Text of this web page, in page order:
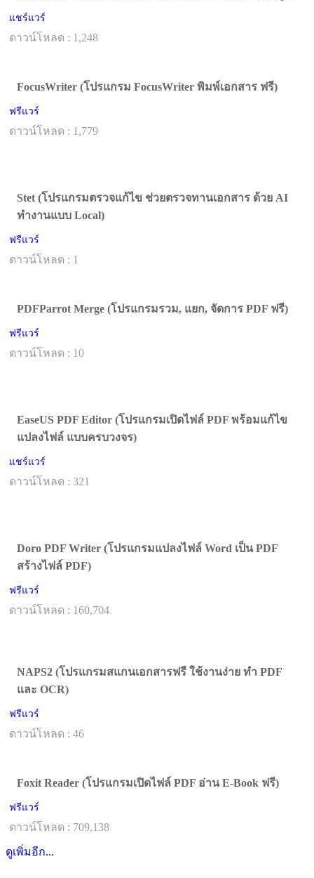
แชร์แวร์
ดาวน์โหลด : 1,248
FocusWriter (โปรแกรม FocusWriter พิมพ์เอกสาร ฟรี)
ฟรีแวร์
ดาวน์โหลด : 1,779
Stet (โปรแกรมตรวจแก้ไข ช่วยตรวจทานเอกสาร ด้วย AI
ทำงานแบบ Local)
ฟรีแวร์
ดาวน์โหลด : 1
PDFParrot Merge (โปรแกรมรวม, แยก, จัดการ PDF ฟรี)
ฟรีแวร์
ดาวน์โหลด : 10
EaseUS PDF Editor (โปรแกรมเปิดไฟล์ PDF พร้อมแก้ไข
แปลงไฟล์ แบบครบวงจร)
แชร์แวร์
ดาวน์โหลด : 321
Doro PDF Writer (โปรแกรมแปลงไฟล์ Word เป็น PDF
สร้างไฟล์ PDF)
ฟรีแวร์
ดาวน์โหลด : 160,704
NAPS2 (โปรแกรมสแกนเอกสารฟรี ใช้งานง่าย ทำ PDF
และ OCR)
ฟรีแวร์
ดาวน์โหลด : 46
Foxit Reader (โปรแกรมเปิดไฟล์ PDF อ่าน E-Book ฟรี)
ฟรีแวร์
ดาวน์โหลด : 709,138
ดูเพิ่มอีก...